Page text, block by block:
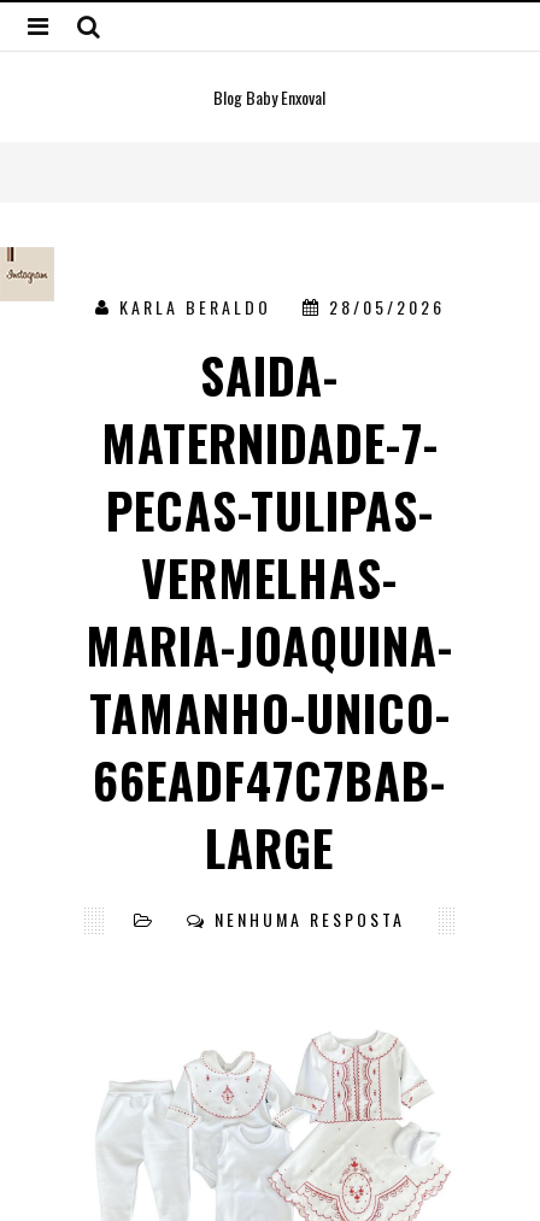
Blog Baby Enxoval
KARLA BERALDO 28/05/2026
SAIDA-
MATERNIDADE-7-
PECAS-TULIPAS-
VERMELHAS-
MARIA-JOAQUINA-
TAMANHO-UNICO-
66EADF47C7BAB-
LARGE
NENHUMA RESPOSTA